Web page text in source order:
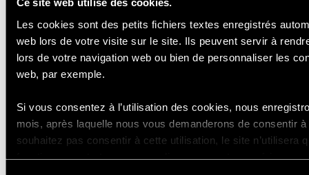
Les cookies sont des petits fichiers textes enregistrés
web lors de votre visite sur le site. Ils peuvent servir à
lors de votre navigation web ou bien de personnaliser les
web, par exemple.
Si vous consentez à l’utilisation des cookies, nous
mois, après laquelle nous vous demanderons de consentir
souhaitez pas consentir à cette utilisation, le site n’utilisera
forte valeur ajoutée et
partages d'expertise via
des publications : https://sia-
ai.medium.com/
S’impliquer dans des initiatives
transverses sur
des thématiques actuelles comme l’IA
transition écologique.